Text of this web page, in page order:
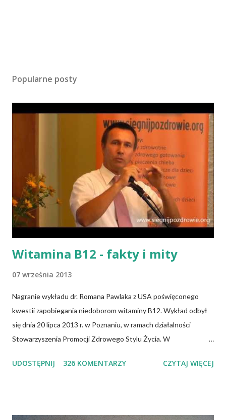
Popularne posty
Witamina B12 - fakty i mity
07 września 2013
Nagranie wykładu dr. Romana Pawlaka z USA poświęconego
kwestii zapobiegania niedoborom witaminy B12. Wykład odbył
się dnia 20 lipca 2013 r. w Poznaniu, w ramach działalności
Stowarzyszenia Promocji Zdrowego Stylu Życia. W
posiadamy odnośnie witaminy B12 w świetle aktualnych
UDOSTĘPNIJ 326 KOMENTARZY CZYTAJ WIĘCEJ